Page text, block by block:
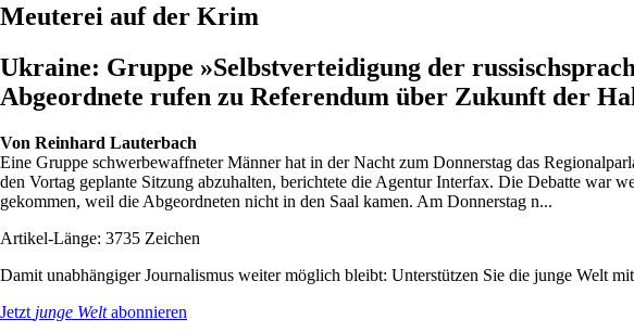
Meuterei auf der Krim
Ukraine: Gruppe »Selbstverteidigung der
Abgeordnete rufen zu Referendum über Zukunft der
Von Reinhard Lauterbach
Eine Gruppe schwerbewaffneter Männer hat in der Nacht zum Donnerstag das
den Vortag geplante Sitzung abzuhalten, berichtete die Agentur Interfax. Die Debatte war
gekommen, weil die Abgeordneten nicht in den Saal kamen. Am Don­nerstag n...
Artikel-Länge: 3735 Zeichen
Damit unabhängiger Journalismus weiter möglich bleibt: Unterstützen Sie die junge Welt
Jetzt junge Weltabonnieren